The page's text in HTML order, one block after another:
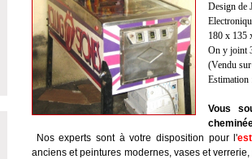
Design de
180 x 135
On y joint
(Vendu
Estimation
Vous
Nos experts sont à votre disposition pour l'
anciens et peintures modernes, vases et